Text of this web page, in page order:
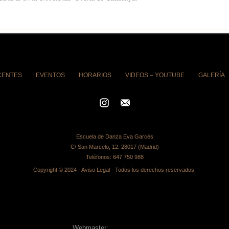
EVENTOS HORARIOS VIDEOS – YOUTUBE GALERÍA
Escuela de Danza Eva Garcés
C/ San Marcelo, 12. 28017 (Madrid)
Teléfonos: 647 750 988
Copyright © 2024 - Aviso Legal - Todos los derechos reservados.